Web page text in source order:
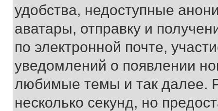
удобства, недоступные
аватары, отправку и
по электронной почте,
уведомлений о появлении
любимые темы и так далее.
несколько секунд, но